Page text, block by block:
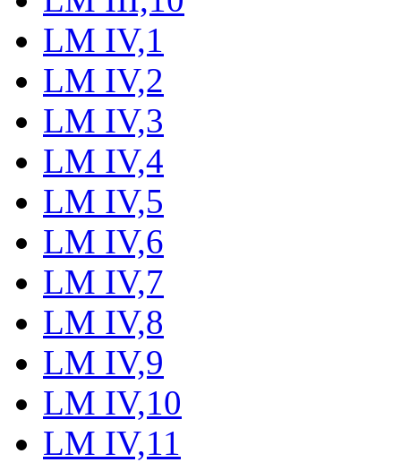
LM IV,1
LM IV,2
LM IV,3
LM IV,4
LM IV,5
LM IV,6
LM IV,7
LM IV,8
LM IV,9
LM IV,10
LM IV,11